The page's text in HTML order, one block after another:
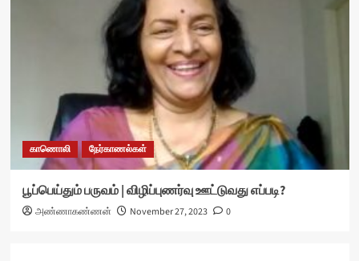
காணொலி நேர்காணல்கள்
பூப்பெய்தும் பருவம் | விழிப்புணர்வு ஊட்டுவது எப்படி?
அண்ணாகண்ணன் November 27, 2023 0